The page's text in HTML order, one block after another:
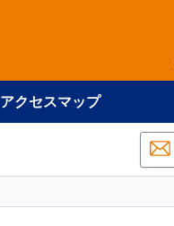
アクセスマップ